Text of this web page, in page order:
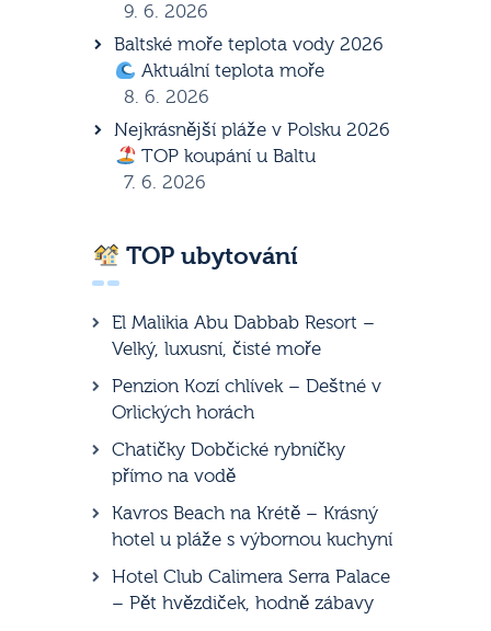
9. 6. 2026
Baltské moře teplota vody 2026
Aktuální teplota moře
8. 6. 2026
Nejkrásnější pláže v Polsku 2026
TOP koupání u Baltu
7. 6. 2026
TOP ubytování
El Malikia Abu Dabbab Resort –
Velký, luxusní, čisté moře
Penzion Kozí chlívek – Deštné v
Orlických horách
Chatičky Dobčické rybníčky
přímo na vodě
Kavros Beach na Krétě – Krásný
hotel u pláže s výbornou kuchyní
Hotel Club Calimera Serra Palace
– Pět hvězdiček, hodně zábavy